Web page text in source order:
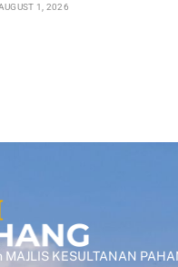
1, 2026
KESULTANAN